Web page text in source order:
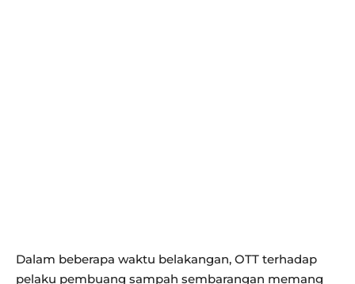
Dalam beberapa waktu belakangan, OTT terhadap
pelaku pembuang sampah sembarangan memang